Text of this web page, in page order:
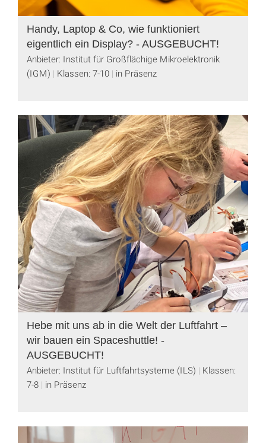
Handy, Laptop & Co, wie funktioniert
eigentlich ein Display? - AUSGEBUCHT!
Anbieter: Institut für Großflächige Mikroelektronik
(IGM)
Klassen: 7-10 in Präsenz
Hebe mit uns ab in die Welt der Luftfahrt –
wir bauen ein Spaceshuttle! -
AUSGEBUCHT!
Anbieter: Institut für Luftfahrtsysteme (ILS)
Klassen:
7-8 in Präsenz